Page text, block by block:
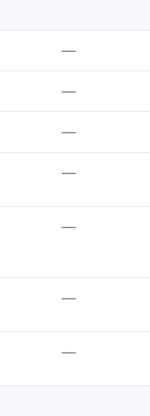
—
—
—
—
—
—
—